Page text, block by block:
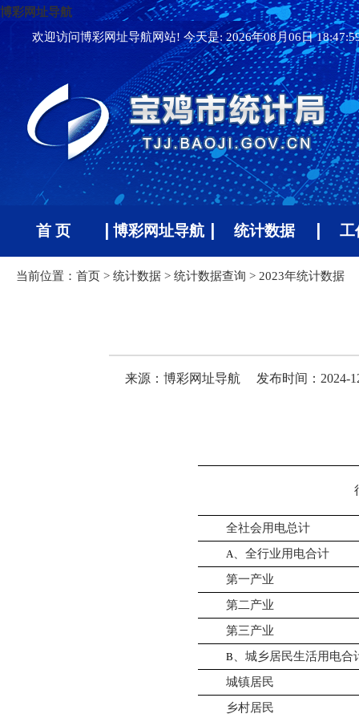
博彩网址导航
欢迎访问博彩网址导航网站! 今天是:2026年08月06日
首 页 博彩网址导航 统计数据 工
当前位置： 首页 > 统计数据 > 统计数据查询 > 2023年统计数据
来源：博彩网址导航 发布时间：2024-
全社会用电总计
A 、全行业用电合计
第一产业
第二产业
第三产业
B 、城乡居民生活用电合
城镇居民
乡村居民